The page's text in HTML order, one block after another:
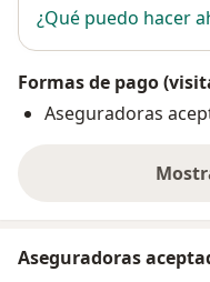
¿Qué puedo hacer
Formas de pago
Aseguradoras
Aseguradoras